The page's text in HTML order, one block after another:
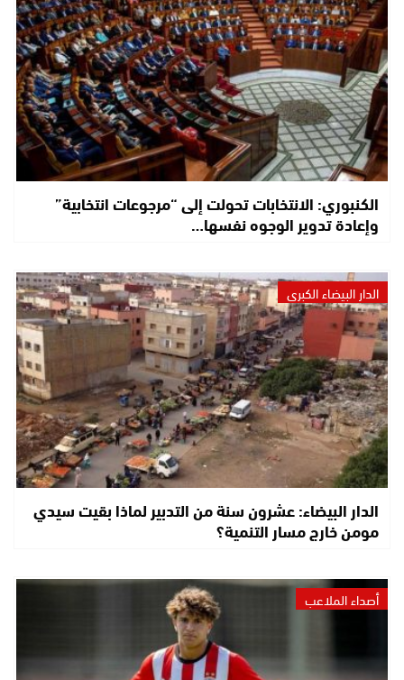
الكنبوري: الانتخابات تحولت إلى “مرجوعات انتخابية”
وإعادة تدوير الوجوه نفسها…
الدار البيضاء الكبرى
الدار البيضاء: عشرون سنة من التدبير لماذا بقيت سيدي
مومن خارج مسار التنمية؟
أصداء الملاعب